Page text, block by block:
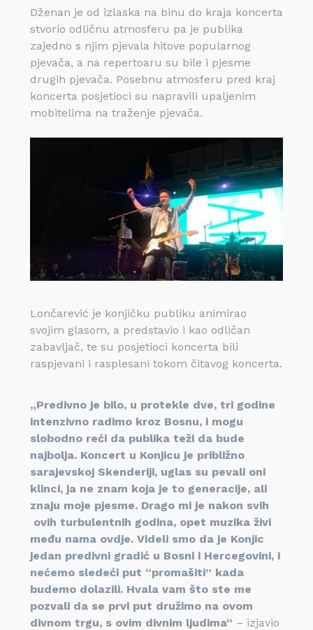
Dženan je od izlaska na binu do kraja koncerta
stvorio odličnu atmosferu pa je publika
zajedno s njim pjevala hitove popularnog
pjevača, a na repertoaru su bile i pjesme
drugih pjevača. Posebnu atmosferu pred kraj
koncerta posjetioci su napravili upaljenim
mobitelima na traženje pjevača.
Lončarević je konjičku publiku animirao
svojim glasom, a predstavio i kao odličan
zabavljač, te su posjetioci koncerta bili
raspjevani i rasplesani tokom čitavog koncerta.
„Predivno je bilo, u protekle dve, tri godine
intenzivno radimo kroz Bosnu, i mogu
slobodno reći da publika teži da bude
najbolja. Koncert u Konjicu je približno
sarajevskoj Skenderiji, uglas su pevali oni
klinci, ja ne znam koja je to generacije, ali
znaju moje pjesme. Drago mi je nakon svih
ovih turbulentnih godina, opet muzika živi
među nama ovdje. Videli smo da je Konjic
jedan predivni gradić u Bosni i Hercegovini, i
nećemo sledeći put “promašiti” kada
budemo dolazili. Hvala vam što ste me
pozvali da se prvi put družimo na ovom
divnom trgu, s ovim divnim ljudima“ – izjavio